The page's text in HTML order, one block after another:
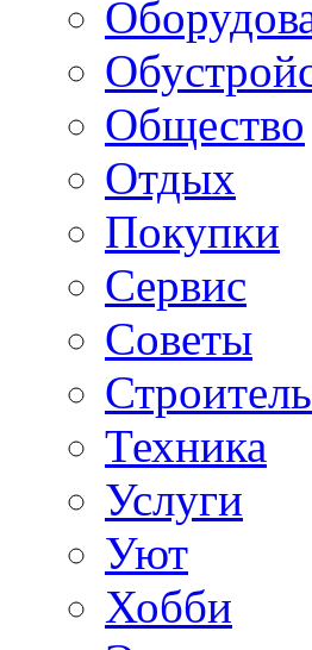
Общество
Отдых
Покупки
Сервис
Советы
Техника
Услуги
Уют
Хобби